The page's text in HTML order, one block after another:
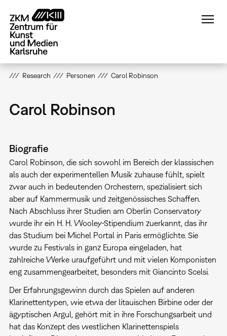
zum
Inhalt
Research Personen Carol Robinson
Carol Robinson
Biografie
Carol Robinson, die sich sowohl im Bereich der klassischen
als auch der experimentellen Musik zuhause fühlt, spielt
zwar auch in bedeutenden Orchestern, spezialisiert sich
aber auf Kammermusik und zeitgenössisches Schaffen.
Nach Abschluss ihrer Studien am Oberlin Conservatory
wurde ihr ein H. H. Wooley-Stipendium zuerkannt, das ihr
das Studium bei Michel Portal in Paris ermöglichte. Sie
wurde zu Festivals in ganz Europa eingeladen, hat
zahlreiche Werke uraufgeführt und mit vielen Komponisten
eng zusammengearbeitet, besonders mit Giancinto Scelsi.
Der Erfahrungsgewinn durch das Spielen auf anderen
Klarinettentypen, wie etwa der litauischen Birbine oder der
ägyptischen Argul, gehört mit in ihre Forschungsarbeit und
hat das Konzept des westlichen Klarinettenspiels